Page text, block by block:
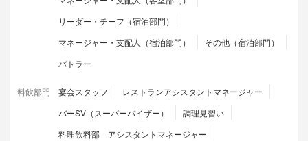
リーダー・チーフ（宿泊部門）
マネージャー・支配人（宿泊部門）
その他（宿泊部門）
バトラー
料飲部門 宴会スタッフ
レストランアシスタントマネージャー
バーSV（スーパーバイザー）
調理見習い
料理飲料部 アシスタントマネージャー